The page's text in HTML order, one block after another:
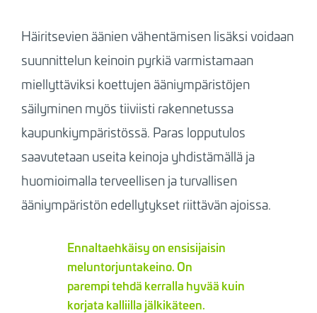
Häiritsevien äänien vähentämisen lisäksi voidaan
suunnittelun keinoin pyrkiä varmistamaan
miellyttäviksi koettujen ääniympäristöjen
säilyminen myös tiiviisti rakennetussa
kaupunkiympäristössä. Paras lopputulos
saavutetaan useita keinoja yhdistämällä ja
huomioimalla terveellisen ja turvallisen
ääniympäristön edellytykset riittävän ajoissa.
Ennaltaehkäisy on ensisijaisin
meluntorjuntakeino. On
parempi tehdä kerralla hyvää kuin
korjata kalliilla jälkikäteen.